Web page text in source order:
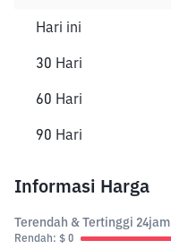
Hari ini
30 Hari
60 Hari
90 Hari
Informasi Harga
Terendah & Tertinggi 24jam
Rendah: $ 0